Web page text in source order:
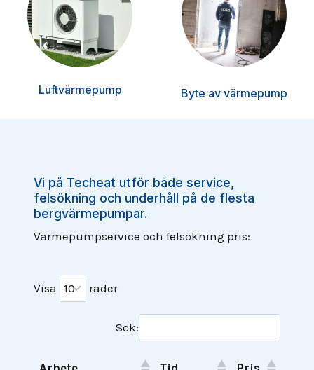
Luftvärmepump Byte av värmepump
Vi på Techeat utför både service,
felsökning och underhåll på de flesta
bergvärmepumpar.
Värmepumpservice och felsökning pris:
Visa rader
Sök: